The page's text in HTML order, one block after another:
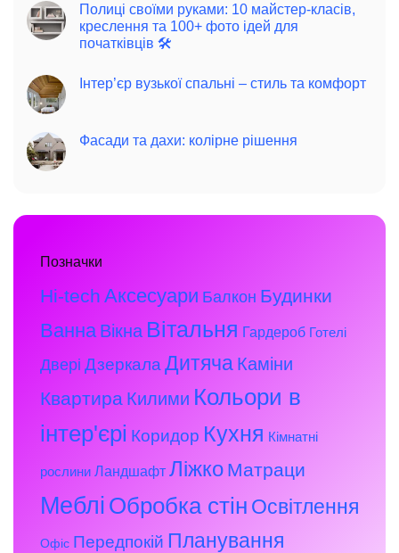
Полиці своїми руками: 10 майстер-класів,
креслення та 100+ фото ідей для
початківців 🛠️
Інтер’єр вузької спальні – стиль та комфорт
Фасади та дахи: колірне рішення
Позначки
Hi-tech Аксесуари Балкон Будинки
Ванна Вікна Вітальня Гардероб Готелі
Двері Дзеркала Дитяча Каміни
Квартира Килими Кольори в
інтер'єрі Коридор Кухня Кімнатні
рослини Ландшафт Ліжко Матраци
Меблі Обробка стін Освітлення
Офіс Передпокій Планування